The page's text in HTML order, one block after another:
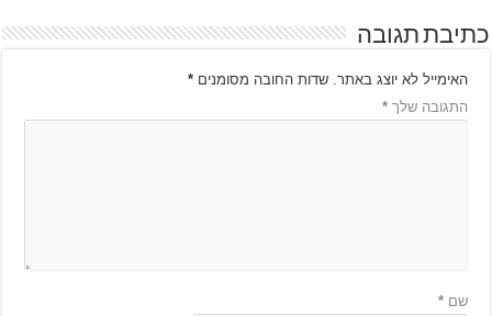
כתיבת תגובה
האימייל לא יוצג באתר. שדות החובה מסומנים*
התגובה שלך*
שם*